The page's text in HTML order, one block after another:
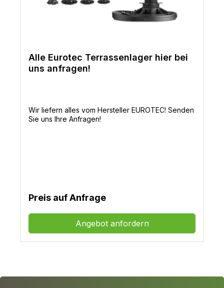
Alle Eurotec Terrassenlager hier bei
uns anfragen!
Wir liefern alles vom Hersteller EUROTEC! Senden
Sie uns Ihre Anfragen!
Preis auf Anfrage
Angebot anfordern